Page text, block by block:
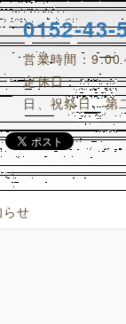
0152-43-
営業時間：9:00
定休日：
日、祝祭日、第
せ